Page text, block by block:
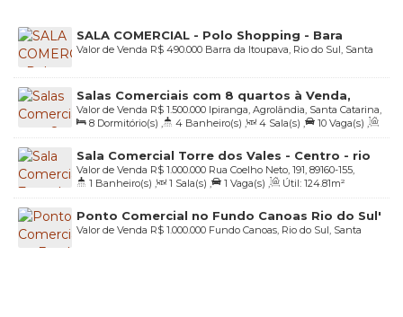
SALA COMERCIAL - Polo Shopping - Bara
Itoupava - Rio do Sul - SC
R$ 490.000
Valor de Venda
Barra da Itoupava, Rio do Sul, Santa
Salas Comerciais com 8 quartos à Venda,
Ipiranga - Agrolândia
R$ 1.500.000
Valor de Venda
Ipiranga, Agrolândia, Santa Catarina,
Brasil
8 Dormitório(s) , 4 Banheiro(s) , 4 Sala(s) , 10 Vaga(s) ,
Útil: 500.00m² , Terreno: 1200.00m²
Sala Comercial Torre dos Vales - Centro - rio
do Sul/SC
R$ 1.000.000
Valor de Venda
Rua Coelho Neto, 191, 89160-155,
Centro, Rio do Sul, Santa Catarina, Brasil
1 Banheiro(s) , 1 Sala(s) , 1 Vaga(s) , Útil: 124.81m²
Ponto Comercial no Fundo Canoas Rio do Sul'
R$ 1.000.000
Valor de Venda
Fundo Canoas, Rio do Sul, Santa